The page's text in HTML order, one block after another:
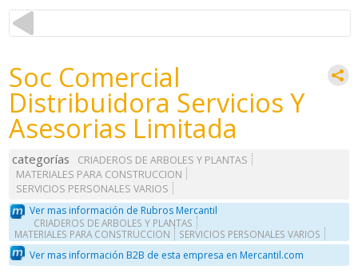
Soc Comercial
Distribuidora Servicios Y
Asesorias Limitada
categorías
CRIADEROS DE ARBOLES Y PLANTAS
MATERIALES PARA CONSTRUCCION
SERVICIOS PERSONALES VARIOS
Ver mas información de Rubros Mercantil
CRIADEROS DE ARBOLES Y PLANTAS
MATERIALES PARA CONSTRUCCION
SERVICIOS PERSONALES VARIOS
Ver mas información B2B de esta empresa en Mercantil.com